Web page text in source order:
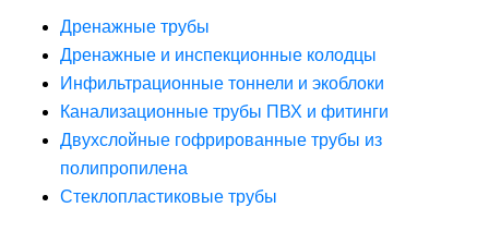
Дренажные трубы
Дренажные и инспекционные колодцы
Инфильтрационные тоннели и экоблоки
Канализационные трубы ПВХ и фитинги
Двухслойные гофрированные трубы из
полипропилена
Стеклопластиковые трубы